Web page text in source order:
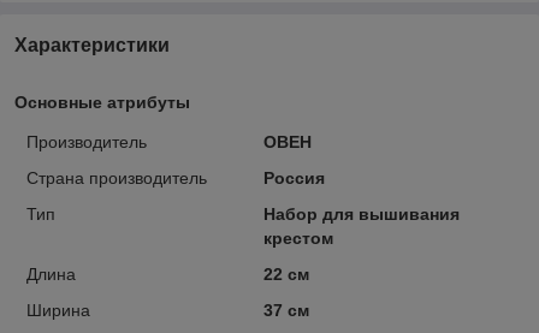
Характеристики
Основные атрибуты
Производитель
ОВЕН
Страна производитель
Россия
Тип
Набор для вышивания
крестом
Длина
22 см
Ширина
37 см